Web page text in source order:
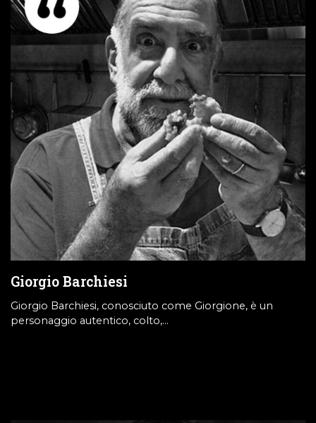
Giorgio Barchiesi
Giorgio Barchiesi, conosciuto come Giorgione, è un
personaggio autentico, colto,…